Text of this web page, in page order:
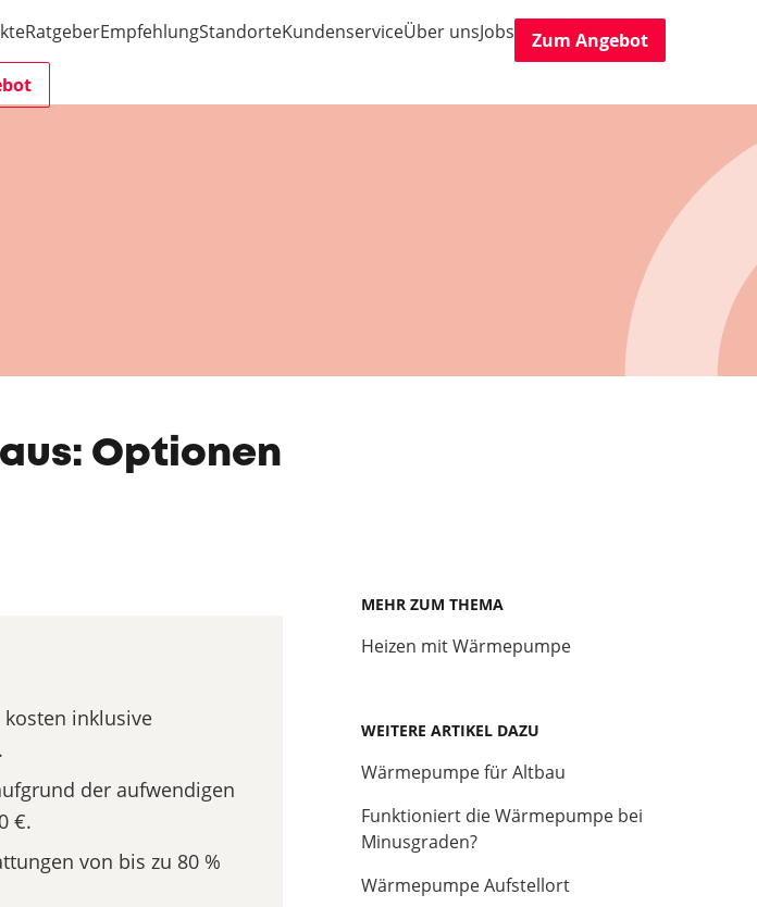
RatgeberEmpfehlungStandorteKundenserviceÜber unsJobs
Zum Angebot
Optionen
inklusive
der aufwendigen
€.
von bis zu 80 %
MEHR ZUM THEMA
Heizen mit Wärmepumpe
WEITERE ARTIKEL DAZU
Wärmepumpe für Altbau
Funktioniert die Wärmepumpe bei
Minusgraden?
Wärmepumpe Aufstellort